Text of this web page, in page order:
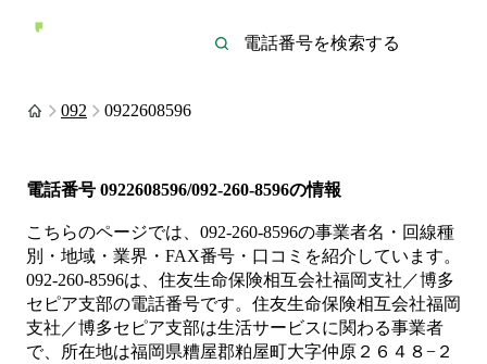
092 0922608596
電話番号 0922608596/092-260-8596の情報
こちらのページでは、 092-260-8596の事業者名・回線種
別・地域・業界・FAX番号・口コミを紹介しています。
092-260-8596は、 住友生命保険相互会社福岡支社／博多
セピア支部の電話番号です。 住友生命保険相互会社福岡
支社／博多セピア支部は生活サービスに関わる事業者
で、所在地は福岡県糟屋郡粕屋町大字仲原２６４８−２